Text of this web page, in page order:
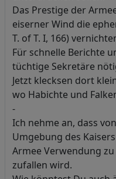
Das Prestige der
eiserner Wind die
T. of T. I, 166)
Für schnelle Berichte
tüchtige Sekretäre
Jetzt klecksen dort
wo Habichte und
-
Ich nehme an, dass
Umgebung des
Armee Verwendung
zufallen wird.